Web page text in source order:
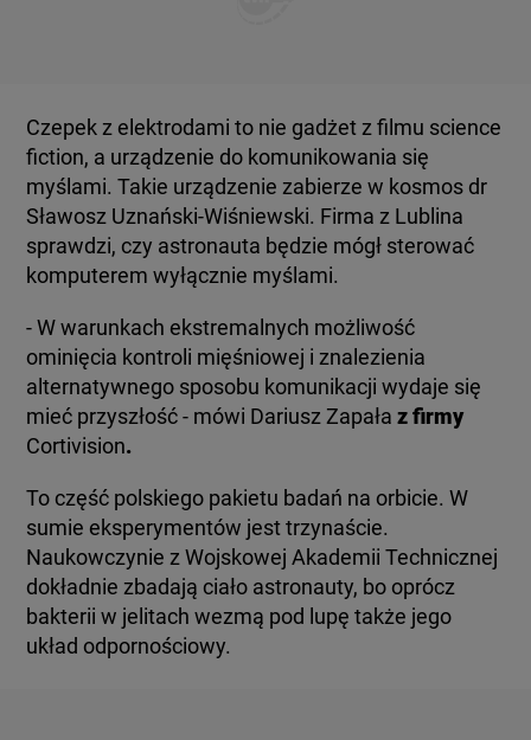
Czepek z elektrodami to nie gadżet z filmu science
fiction, a urządzenie do komunikowania się
myślami. Takie urządzenie zabierze w kosmos dr
Sławosz Uznański-Wiśniewski. Firma z Lublina
sprawdzi, czy astronauta będzie mógł sterować
komputerem wyłącznie myślami.
- W warunkach ekstremalnych możliwość
ominięcia kontroli mięśniowej i znalezienia
alternatywnego sposobu komunikacji wydaje się
mieć przyszłość - mówi Dariusz Zapała z firmy
Cortivision.
To część polskiego pakietu badań na orbicie. W
sumie eksperymentów jest trzynaście.
Naukowczynie z Wojskowej Akademii Technicznej
dokładnie zbadają ciało astronauty, bo oprócz
bakterii w jelitach wezmą pod lupę także jego
układ odpornościowy.